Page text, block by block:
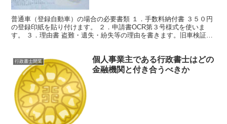
普通車（登録自動車）の場合の必要書類 １．手数料納付書 ３５０円
の登録印紙を貼り付けます。 ２．申請書OCR第３号様式を使いま
す。 ３．理由書 盗難・遺失・紛失等の理由を書きます。旧車検証を
行政書士開業
個人事業主である行政書士はどの
金融機関と付き合うべきか